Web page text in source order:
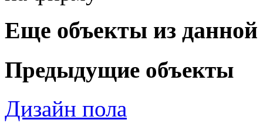
Еще объекты из данной
Предыдущие объекты
Дизайн пола